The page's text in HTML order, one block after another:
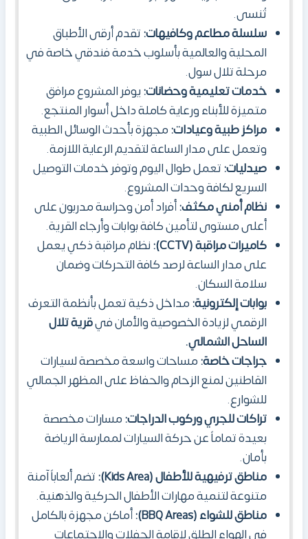
تُنسى.
سلسلة مطاعم وكافيهات:تقدم أرقى الأطباق
المحلية والعالمية بأسلوب خدمة فندقي خاصة في
مرحلة تلال سول.
خدمات تعليمية وحضانات:يوفر المشروع مرافق
متميزة للأبناء ورعاية كاملة داخل أسوار المنتجع.
مراكز طبية وعيادات:مجهزة بأحدث الوسائل الطبية
وتعمل على مدار الساعة لتقديم الرعاية اللازمة.
صيدليات:تعمل طوال اليوم وتوفر خدمات التوصيل
السريع لكافة وحدات المشروع.
نظام أمني مكثف:أفراد أمن وحراسة مدربون على
أعلى مستوى لتأمين كافة بوابات وأرجاء القرية.
كاميرات مراقبة (CCTV):
نظام مراقبة ذكي يعمل
على مدار الساعة لرصد كافة التحركات وضمان
سلامة السكان.
بوابات إلكترونية:مداخل ذكية تعمل بأنظمة التعرف
الرقمي لزيادة الخصوصية والأمان فيقرية تلال
الساحل الشمالي.
جراجات خاصة:مساحات واسعة مخصصة لسيارات
القاطنين لمنع الزحام والحفاظ على المظهر الجمالي
للشوارع.
تراكات للجري وركوب الدراجات:مسارات مخصصة
بعيدة تماماً عن حركة السيارات لممارسة الرياضة
بأمان.
مناطق ترفيهية للأطفال (Kids Area):
تضم ألعاباً آمنة
متنوعة لتنمية مهارات الأطفال الحركية والذهنية.
مناطق للشواء (BBQ Areas):
أماكن مجهزة بالكامل
في الهواء الطلق لإقامة الحفلات والاجتماعات